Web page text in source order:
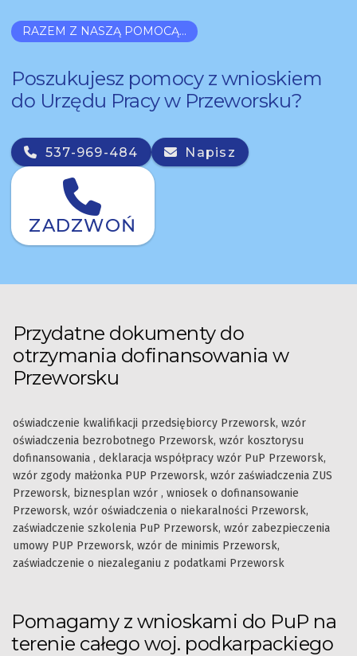
RAZEM Z NASZĄ POMOCĄ...
Poszukujesz pomocy z wnioskiem
do Urzędu Pracy w Przeworsku?
537-969-484 Napisz
ZADZWOŃ
Przydatne dokumenty do
otrzymania dofinansowania w
Przeworsku
oświadczenie kwalifikacji przedsiębiorcy Przeworsk, wzór
oświadczenia bezrobotnego Przeworsk, wzór kosztorysu
dofinansowania , deklaracja współpracy wzór PuP Przeworsk,
wzór zgody małżonka PUP Przeworsk, wzór zaświadczenia ZUS
Przeworsk, biznesplan wzór , wniosek o dofinansowanie
Przeworsk, wzór oświadczenia o niekaralności Przeworsk,
zaświadczenie szkolenia PuP Przeworsk, wzór zabezpieczenia
umowy PUP Przeworsk, wzór de minimis Przeworsk,
zaświadczenie o niezaleganiu z podatkami Przeworsk
Pomagamy z wnioskami do PuP na
terenie całego woj. podkarpackiego